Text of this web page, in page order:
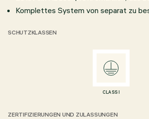
Komplettes System von separat zu
SCHUTZKLASSEN
CLASS I
ZERTIFIZIERUNGEN UND ZULASSUNGEN